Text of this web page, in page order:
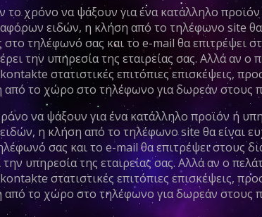
το χρόνο να ψάξουν για ένα κατάλληλο
ειδών, η κλήση από το τηλέφωνο site θα
τηλέφωνό σας και το e-mail θα επιτρέψει
την υπηρεσία της εταιρείας σας. Αλλά αν ο
στατιστικές επιτόπιες επισκέψεις,
το χώρο στο τηλέφωνο για δωρεάν στους
να ψάξουν για ένα κατάλληλο προϊόν ή
η κλήση από το τηλέφωνο site θα είναι
σας και το e-mail θα επιτρέψει στους
υπηρεσία της εταιρείας σας. Αλλά αν ο
στατιστικές επιτόπιες επισκέψεις,
το χώρο στο τηλέφωνο για δωρεάν στους